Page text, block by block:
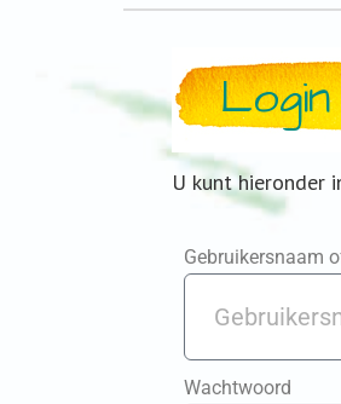
Login
U kunt hieronder
Gebruikersnaam
Wachtwoord